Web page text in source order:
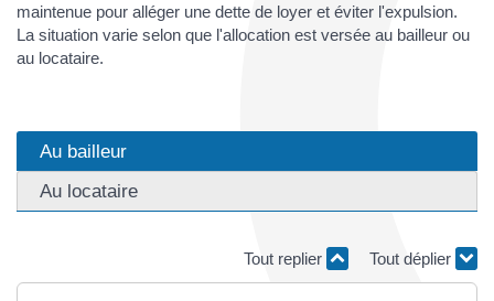
maintenue pour alléger une dette de loyer et éviter l'expulsion.
La situation varie selon que l'allocation est versée au bailleur ou
au locataire.
Au bailleur
Au locataire
Tout replier Tout déplier